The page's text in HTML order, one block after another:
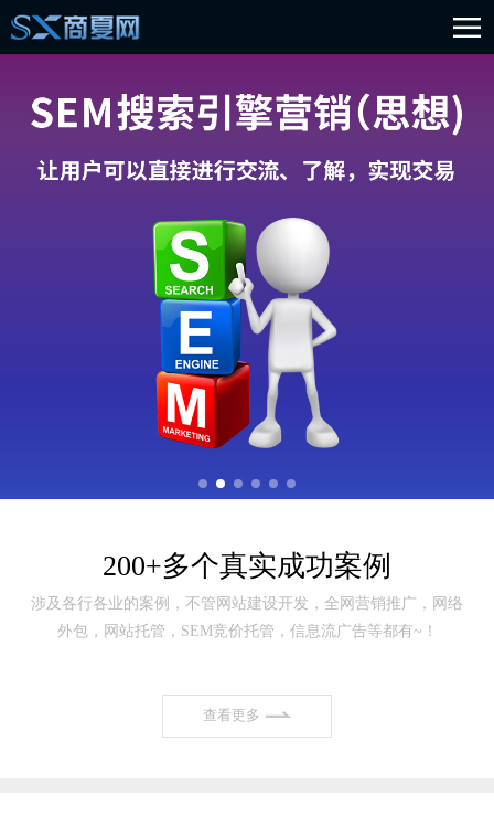
200+多个真实成功案例
涉及各行各业的案例，不管网站建设开发，全网营销推广，网络
外包，网站托管，SEM竞价托管，信息流广告等都有~！
查看更多